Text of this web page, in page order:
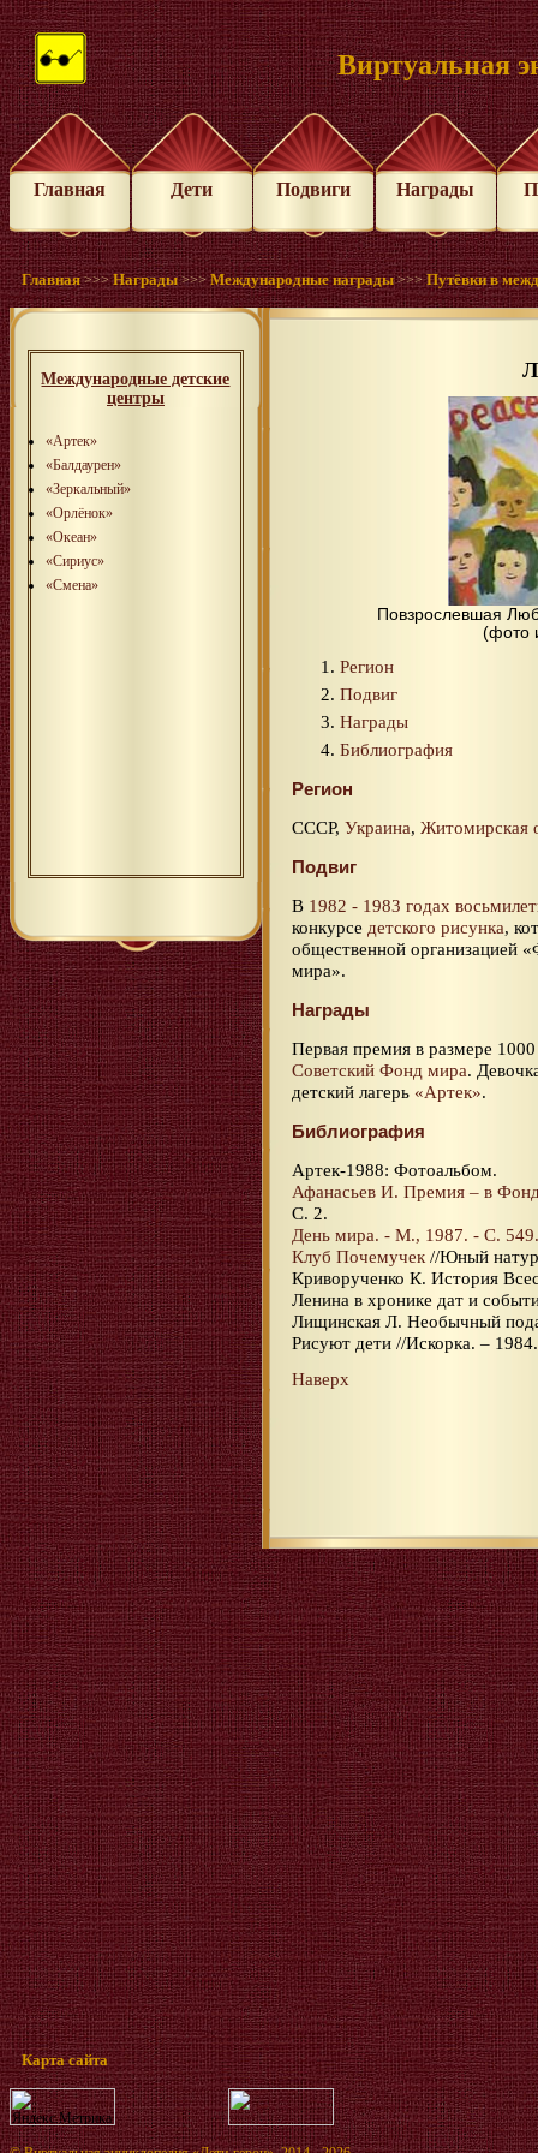
Виртуальная
Главная Дети Подвиги Награды
Главная >>>Награды >>>Международные награды >>>Путёвки в
Международные детские
центры
«Артек»
«Балдаурен»
«Зеркальный»
«Орлёнок»
«Океан»
«Сириус»
«Смена»
Повзрослевшая
(фото
Регион
Подвиг
Награды
Библиография
Регион
СССР, Украина, Житомирская
Подвиг
В 1982 - 1983 годах
конкурсе детского рисунка,
общественной организацией
мира».
Награды
Первая премия в размере
Советский Фонд мира.
детский лагерь «Артек».
Библиография
Артек-1988: Фотоальбом.
Афанасьев И. Премия – в
С. 2.
День мира. - М., 1987. - С. 549.
Клуб Почемучек //Юный
Криворученко К. История
Ленина в хронике дат и
Лищинская Л. Необычный
Рисуют дети //Искорка. –
Наверх
Карта сайта